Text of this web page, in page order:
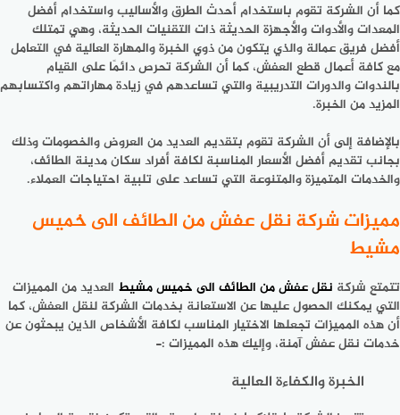
كما أن الشركة تقوم باستخدام أحدث الطرق والأساليب واستخدام أفضل
المعدات والأدوات والأجهزة الحديثة ذات التقنيات الحديثة، وهي تمتلك
أفضل فريق عمالة والذي يتكون من ذوي الخبرة والمهارة العالية في التعامل
مع كافة أعمال قطع العفش، كما أن الشركة تحرص دائمًا على القيام
بالندوات والدورات التدريبية والتي تساعدهم في زيادة مهاراتهم واكتسابهم
المزيد من الخبرة.
بالإضافة إلى أن الشركة تقوم بتقديم العديد من العروض والخصومات وذلك
بجانب تقديم أفضل الأسعار المناسبة لكافة أفراد سكان مدينة الطائف،
والخدمات المتميزة والمتنوعة التي تساعد على تلبية احتياجات العملاء.
مميزات شركة نقل عفش من الطائف الى خميس
مشيط
تتمتع شركة نقل عفش من الطائف الى خميس مشيط العديد من المميزات
التي يمكنك الحصول عليها عن الاستعانة بخدمات الشركة لنقل العفش، كما
أن هذه المميزات تجعلها الاختيار المناسب لكافة الأشخاص الذين يبحثون عن
خدمات نقل عفش آمنة، وإليك هذه المميزات :-
الخبرة والكفاءة العالية